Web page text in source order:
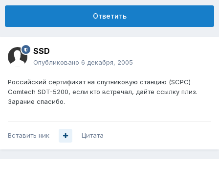
Ответить
SSD
Опубликовано 6 декабря, 2005
Российский сертификат на спутниковую станцию (SCPC)
Comtech SDT-5200, если кто встречал, дайте ссылку плиз.
Зарание спасибо.
Вставить ник Цитата